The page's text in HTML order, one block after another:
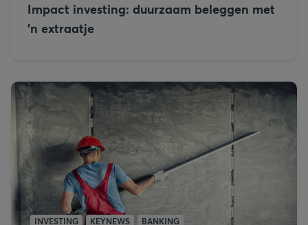
Impact investing: duurzaam beleggen met
’n extraatje
INVESTING KEYNEWS BANKING